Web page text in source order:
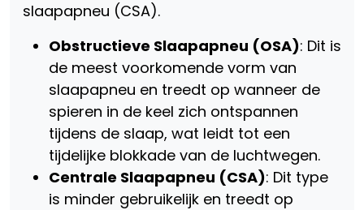
slaapapneu (CSA).
Obstructieve Slaapapneu (OSA): Dit is
de meest voorkomende vorm van
slaapapneu en treedt op wanneer de
spieren in de keel zich ontspannen
tijdens de slaap, wat leidt tot een
tijdelijke blokkade van de luchtwegen.
Centrale Slaapapneu (CSA): Dit type
is minder gebruikelijk en treedt op